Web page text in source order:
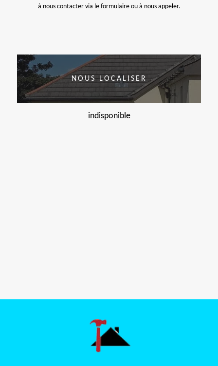
à nous contacter via le formulaire ou à nous appeler.
NOUS LOCALISER
indisponible